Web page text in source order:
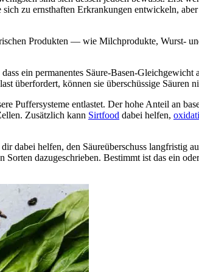
sich zu ernsthaften Erkrankungen entwickeln,
Produkten — wie Milchprodukte, Wurst-
ein permanentes Säure-Basen-
überfordert, können sie überschüssige Säuren
Puffersysteme entlastet. Der hohe Anteil an
Zusätzlich kann Sirtfood dabei helfen,
dabei helfen, den Säureüberschuss langfristig
dazugeschrieben. Bestimmt ist das ein